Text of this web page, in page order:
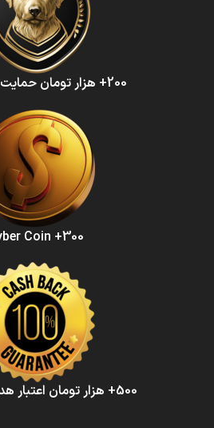
200+ هزار تومان حمایت از حیوانات
300+ Cyber Coin
500+ هزار تومان اعتبار هدیه سایبرشاپ